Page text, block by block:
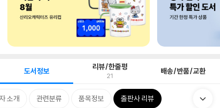
도서정보 리뷰/한줄평
21 배송/반품/교환
소개 관련분류 품목정보 출판사 리뷰